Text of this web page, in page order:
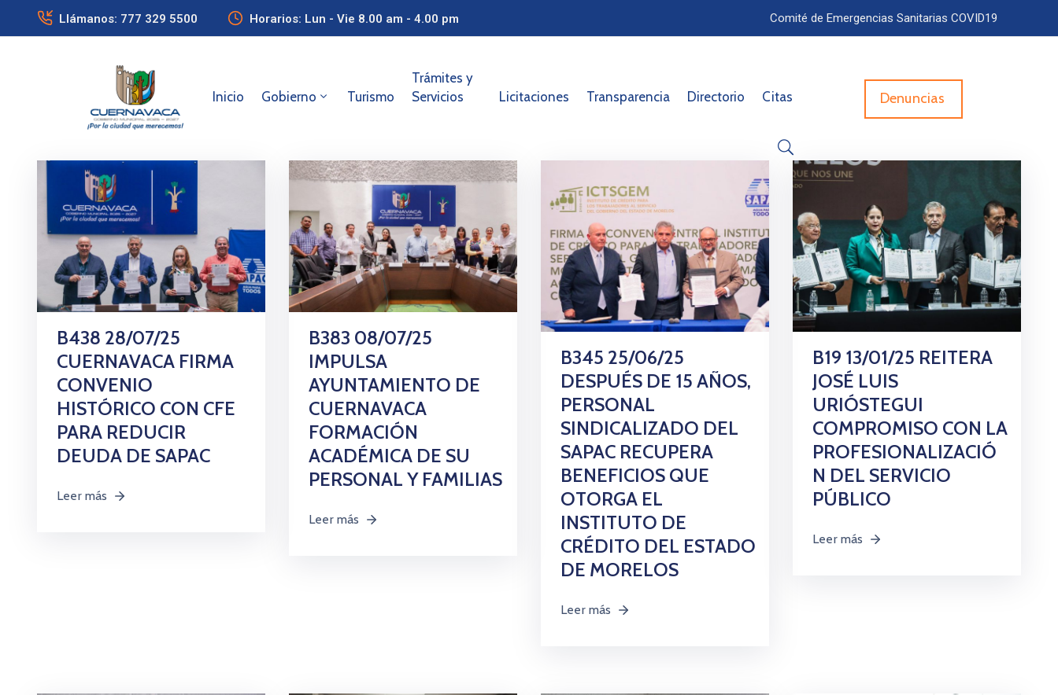
Llámanos: 777 329 5500 Horarios: Lun - Vie 8.00 am - 4.00 pm Comité de Emergencias Sanitarias COVID19
Inicio Gobierno Turismo
Trámites y
Servicios
Licitaciones Transparencia Directorio Citas Denuncias
B438 28/07/25
CUERNAVACA FIRMA
CONVENIO
HISTÓRICO CON CFE
PARA REDUCIR
DEUDA DE SAPAC
Leer más
B383 08/07/25
IMPULSA
AYUNTAMIENTO DE
CUERNAVACA
FORMACIÓN
ACADÉMICA DE SU
PERSONAL Y FAMILIAS
Leer más
B345 25/06/25
DESPUÉS DE 15 AÑOS,
PERSONAL
SINDICALIZADO DEL
SAPAC RECUPERA
BENEFICIOS QUE
OTORGA EL
INSTITUTO DE
CRÉDITO DEL ESTADO
DE MORELOS
Leer más
B19 13/01/25 REITERA
JOSÉ LUIS
URIÓSTEGUI
COMPROMISO CON LA
PROFESIONALIZACIÓ
N DEL SERVICIO
PÚBLICO
Leer más